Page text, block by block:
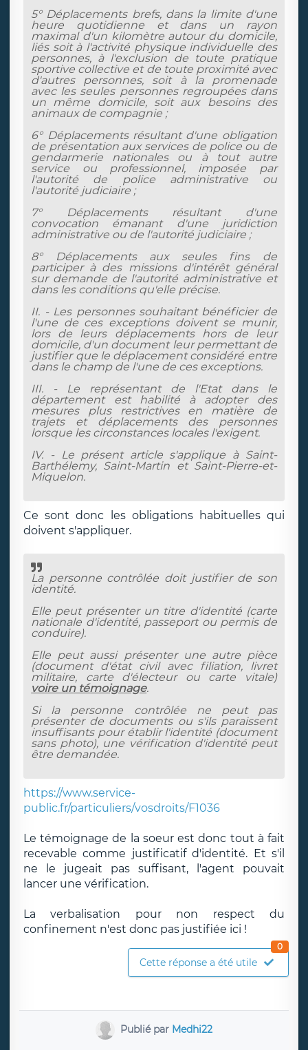
5° Déplacements brefs, dans la limite d'une
heure quotidienne et dans un rayon
maximal d'un kilomètre autour du domicile,
liés soit à l'activité physique individuelle des
personnes, à l'exclusion de toute pratique
sportive collective et de toute proximité avec
d'autres personnes, soit à la promenade
avec les seules personnes regroupées dans
un même domicile, soit aux besoins des
animaux de compagnie ;
6° Déplacements résultant d'une obligation
de présentation aux services de police ou de
gendarmerie nationales ou à tout autre
service ou professionnel, imposée par
l'autorité de police administrative ou
l'autorité judiciaire ;
7° Déplacements résultant d'une
convocation émanant d'une juridiction
administrative ou de l'autorité judiciaire ;
8° Déplacements aux seules fins de
participer à des missions d'intérêt général
sur demande de l'autorité administrative et
dans les conditions qu'elle précise.
II. - Les personnes souhaitant bénéficier de
l'une de ces exceptions doivent se munir,
lors de leurs déplacements hors de leur
domicile, d'un document leur permettant de
justifier que le déplacement considéré entre
dans le champ de l'une de ces exceptions.
III. - Le représentant de l'Etat dans le
département est habilité à adopter des
mesures plus restrictives en matière de
trajets et déplacements des personnes
lorsque les circonstances locales l'exigent.
IV. - Le présent article s'applique à Saint-
Barthélemy, Saint-Martin et Saint-Pierre-et-
Miquelon.
Ce sont donc les obligations habituelles qui
doivent s'appliquer.
La personne contrôlée doit justifier de son
identité.
Elle peut présenter un titre d'identité (carte
nationale d'identité, passeport ou permis de
conduire).
Elle peut aussi présenter une autre pièce
(document d'état civil avec filiation, livret
militaire, carte d'électeur ou carte vitale)
voire un témoignage.
Si la personne contrôlée ne peut pas
présenter de documents ou s'ils paraissent
insuffisants pour établir l'identité (document
sans photo), une vérification d'identité peut
être demandée.
https://www.service-
public.fr/particuliers/vosdroits/F1036
Le témoignage de la soeur est donc tout à fait
recevable comme justificatif d'identité. Et s'il
ne le jugeait pas suffisant, l'agent pouvait
lancer une vérification.
La verbalisation pour non respect du
confinement n'est donc pas justifiée ici !
Cette réponse a été utile
0
Publié par Medhi22